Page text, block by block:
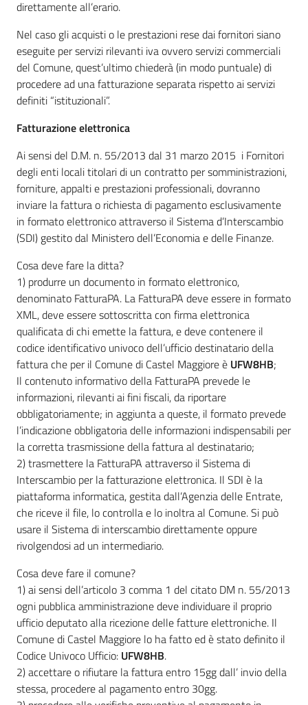
direttamente all’erario.
Nel caso gli acquisti o le prestazioni rese dai fornitori siano
eseguite per servizi rilevanti iva ovvero servizi commerciali
del Comune, quest’ultimo chiederà (in modo puntuale) di
procedere ad una fatturazione separata rispetto ai servizi
definiti “istituzionali”.
Fatturazione elettronica
Ai sensi del D.M. n. 55/2013 dal 31 marzo 2015 i Fornitori
degli enti locali titolari di un contratto per somministrazioni,
forniture, appalti e prestazioni professionali, dovranno
inviare la fattura o richiesta di pagamento esclusivamente
in formato elettronico attraverso il Sistema d’Interscambio
(SDI) gestito dal Ministero dell’Economia e delle Finanze.
Cosa deve fare la ditta?
1) produrre un documento in formato elettronico,
denominato FatturaPA. La FatturaPA deve essere in formato
XML, deve essere sottoscritta con firma elettronica
qualificata di chi emette la fattura, e deve contenere il
codice identificativo univoco dell’ufficio destinatario della
fattura che per il Comune di Castel Maggiore è UFW8HB;
Il contenuto informativo della FatturaPA prevede le
informazioni, rilevanti ai fini fiscali, da riportare
obbligatoriamente; in aggiunta a queste, il formato prevede
l’indicazione obbligatoria delle informazioni indispensabili per
la corretta trasmissione della fattura al destinatario;
2) trasmettere la FatturaPA attraverso il Sistema di
Interscambio per la fatturazione elettronica. Il SDI è la
piattaforma informatica, gestita dall’Agenzia delle Entrate,
che riceve il file, lo controlla e lo inoltra al Comune. Si può
usare il Sistema di interscambio direttamente oppure
rivolgendosi ad un intermediario.
Cosa deve fare il comune?
1) ai sensi dell’articolo 3 comma 1 del citato DM n. 55/2013
ogni pubblica amministrazione deve individuare il proprio
ufficio deputato alla ricezione delle fatture elettroniche. Il
Comune di Castel Maggiore lo ha fatto ed è stato definito il
Codice Univoco Ufficio: UFW8HB.
2) accettare o rifiutare la fattura entro 15gg dall’ invio della
stessa, procedere al pagamento entro 30gg.